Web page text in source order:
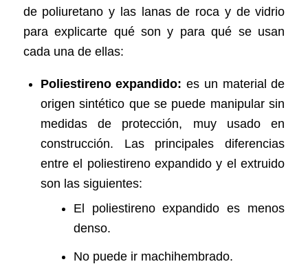
de poliuretano y las lanas de roca y de vidrio
para explicarte qué son y para qué se usan
cada una de ellas:
Poliestireno expandido:es un material de
origen sintético que se puede manipular sin
medidas de protección, muy usado en
construcción. Las principales diferencias
entre el poliestireno expandido y el extruido
son las siguientes:
El poliestireno expandido es menos
denso.
No puede ir machihembrado.